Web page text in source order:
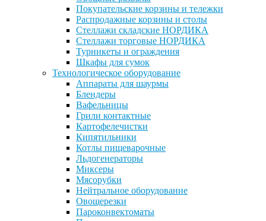
Покупательские корзины и тележки
Распродажные корзины и столы
Стеллажи складские НОРДИКА
Стеллажи торговые НОРДИКА
Турникеты и ограждения
Шкафы для сумок
Технологическое оборудование
Аппараты для шаурмы
Блендеры
Вафельницы
Грили контактные
Картофелечистки
Кипятильники
Котлы пищеварочные
Льдогенераторы
Миксеры
Мясорубки
Нейтральное оборудование
Овощерезки
Пароконвектоматы